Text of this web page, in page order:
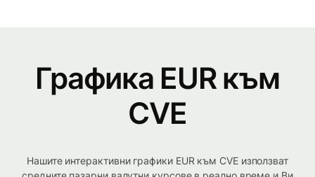
Графика EUR към
CVE
Нашите интерактивни графики EUR към CVE използват